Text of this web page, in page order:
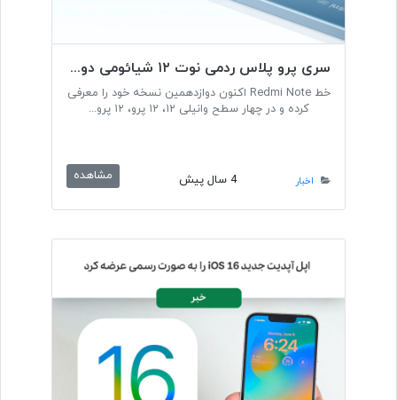
سری پرو پلاس ردمی نوت ۱۲ شیائومی دوربین ۲۰۰ مگاپیکسلی دریافت می‌کند
خط Redmi Note اکنون دوازدهمین نسخه خود را معرفی
کرده و در چهار سطح وانیلی ۱۲، ۱۲ پرو، ۱۲ پرو...
اخبار 4 سال پیش مشاهده